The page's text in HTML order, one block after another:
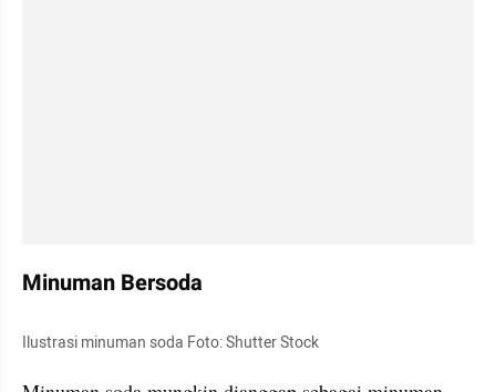
Minuman Bersoda
Ilustrasi minuman soda Foto: Shutter Stock